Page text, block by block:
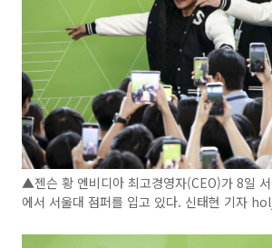
▲젠슨 황 엔비디아 최고경영자(CEO)가 8일
에서 서울대 점퍼를 입고 있다. 신태현 기자